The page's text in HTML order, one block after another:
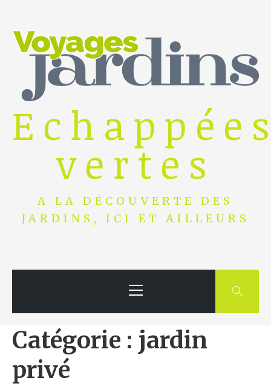
content
vertes
A LA DÉCOUVERTE DES
JARDINS, ICI ET AILLEURS
Menu
Catégorie : jardin
privé